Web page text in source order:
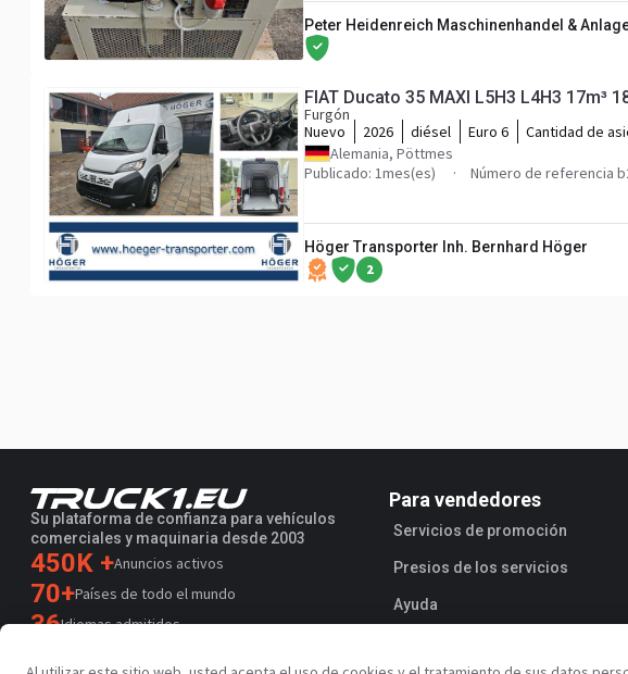
Peter Heidenreich Maschinenhandel &
FIAT Ducato 35 MAXI L5H3 L4H3 17m³
Furgón
Nuevo
2026 diésel Euro 6 Cantidad de
Alemania, Pöttmes
Publicado: 1mes(es)
Número de referencia
Höger Transporter Inh. Bernhard Höger
2
Su plataforma de confianza para vehículos
comerciales y maquinaria desde 2003
450K +Anuncios activos
70+Países de todo el mundo
36Idiomas admitidos
4.7/5
Para vendedores
Servicios de promoción
Presios de los servicios
Ayuda